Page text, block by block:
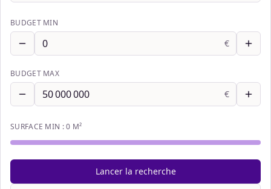
BUDGET MIN
€
BUDGET MAX
€
SURFACE MIN :0 M²
Lancer la recherche